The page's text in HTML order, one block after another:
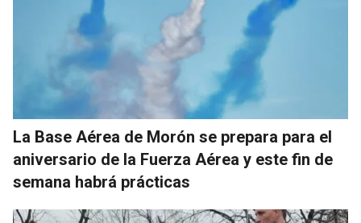
La Base Aérea de Morón se prepara para el
aniversario de la Fuerza Aérea y este fin de
semana habrá prácticas